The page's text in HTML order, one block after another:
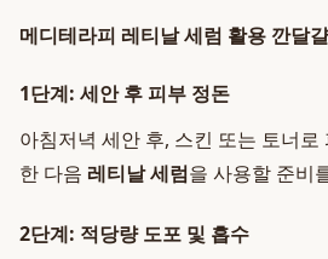
메디테라피 레티날 세럼 활용 깐달
1단계: 세안 후 피부 정돈
아침저녁 세안 후, 스킨 또는 토너
한 다음 레티날 세럼을 사용할 준비
2단계: 적당량 도포 및 흡수